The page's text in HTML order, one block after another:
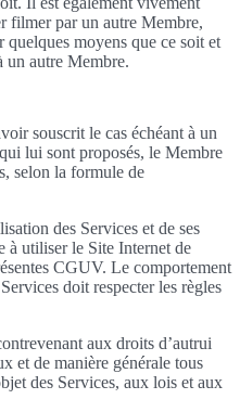
filmer par un autre Membre,
quelques moyens que ce soit et
un autre Membre.
souscrit le cas échéant à un
lui sont proposés, le Membre
selon la formule de
des Services et de ses
à utiliser le Site Internet de
CGUV. Le comportement
doit respecter les règles
aux droits d’autrui
et de manière générale tous
des Services, aux lois et aux